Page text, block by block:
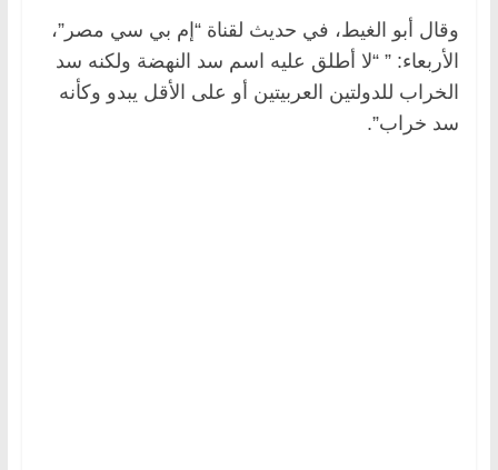
وقال أبو الغيط، في حديث لقناة “إم بي سي مصر”،
الأربعاء: ” “لا أطلق عليه اسم سد النهضة ولكنه سد
الخراب للدولتين العربيتين أو على الأقل يبدو وكأنه
سد خراب”.